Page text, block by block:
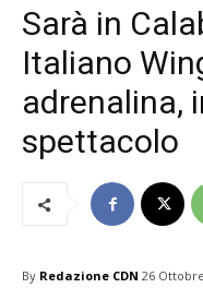
Sarà in
Italiano
adrenalina,
spettacolo
By Redazione CDN 26